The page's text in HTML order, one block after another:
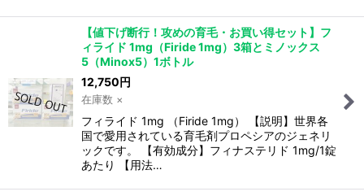
【値下げ断行！攻めの育毛・お買い得セット】フ
ィライド 1mg（Firide 1mg）3箱とミノックス
5（Minox5）1ボトル
12,750円
在庫数 ×
フィライド 1mg （Firide 1mg） 【説明】世界各
国で愛用されている育毛剤プロペシアのジェネリ
ックです。 【有効成分】フィナステリド 1mg/1錠
あたり 【用法…